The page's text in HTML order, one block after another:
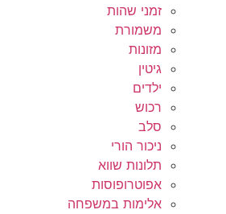
זמני שהות
משמורת
מזונות
גיטין
ילדים
רכוש
סלב
ניכור הורי
תלונות שווא
אפוטרופוסות
אלימות במשפחה